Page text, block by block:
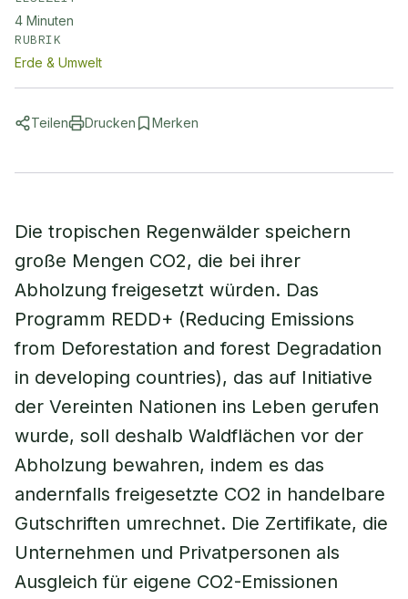
4 Minuten
RUBRIK
Erde & Umwelt
Teilen Drucken Merken
Die tropischen Regenwälder speichern
große Mengen CO2, die bei ihrer
Abholzung freigesetzt würden. Das
Programm REDD+ (Reducing Emissions
from Deforestation and forest Degradation
in developing countries), das auf Initiative
der Vereinten Nationen ins Leben gerufen
wurde, soll deshalb Waldflächen vor der
Abholzung bewahren, indem es das
andernfalls freigesetzte CO2 in handelbare
Gutschriften umrechnet. Die Zertifikate, die
Unternehmen und Privatpersonen als
Ausgleich für eigene CO2-Emissionen